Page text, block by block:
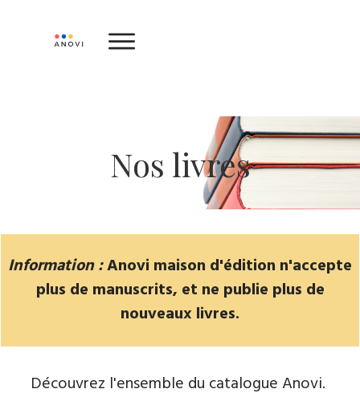
Nos livres
Information :Anovi maison d'édition n'accepte
plus de manuscrits, et ne publie plus de
nouveaux livres.
Découvrez l'ensemble du catalogue Anovi.